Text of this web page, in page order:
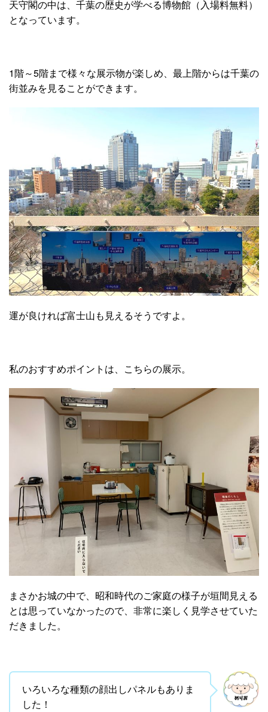
天守閣の中は、千葉の歴史が学べる博物館（入場料無料）
となっています。
1階～5階まで様々な展示物が楽しめ、最上階からは千葉の
街並みを見ることができます。
運が良ければ富士山も見えるそうですよ。
私のおすすめポイントは、こちらの展示。
まさかお城の中で、昭和時代のご家庭の様子が垣間見える
とは思っていなかったので、非常に楽しく見学させていた
だきました。
いろいろな種類の顔出しパネルもありま
した！